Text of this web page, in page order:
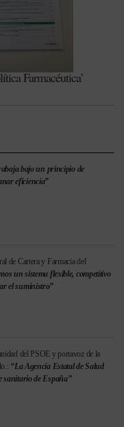
Farmacéutica’
bajo un principio de
eficiencia”
de Cartera y Farmacia del
un sistema flexible, competitivo
el suministro”
del PSOE y portavoz de la
“La Agencia Estatal de Salud
sanitario de España”